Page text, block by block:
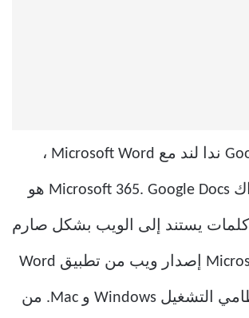
ينتقل Google Docs ندا لند مع Microsoft Word ،
خاصةً مع اشتراك Microsoft 365. Google Docs هو
كلمات يستند إلى الويب بشكل صارم
، بينما تقدم Microsoft إصدار ويب من تطبيق Word
الأصلي على نظامي التشغيل Windows و Mac. من